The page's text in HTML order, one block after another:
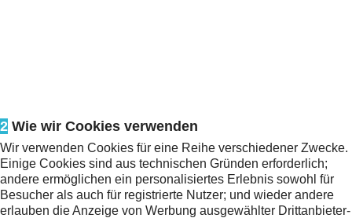
2 Wie wir Cookies verwenden
Wir verwenden Cookies für eine Reihe verschiedener Zwecke.
Einige Cookies sind aus technischen Gründen erforderlich;
andere ermöglichen ein personalisiertes Erlebnis sowohl für
Besucher als auch für registrierte Nutzer; und wieder andere
erlauben die Anzeige von Werbung ausgewählter Drittanbieter-